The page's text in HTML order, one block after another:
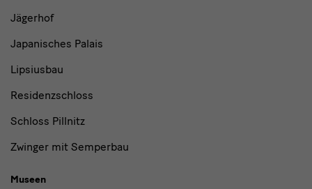
Jägerhof
Japanisches Palais
Lipsiusbau
Residenzschloss
Schloss Pillnitz
Zwinger mit Semperbau
Museen